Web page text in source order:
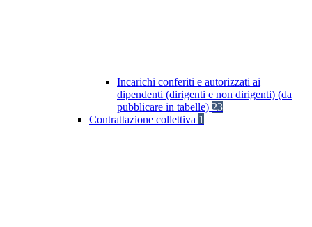
Incarichi conferiti e autorizzati ai
dipendenti (dirigenti e non dirigenti) (da
pubblicare in tabelle) 23
Contrattazione collettiva 1